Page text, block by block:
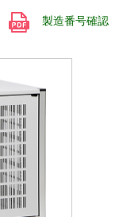
製造番号確認